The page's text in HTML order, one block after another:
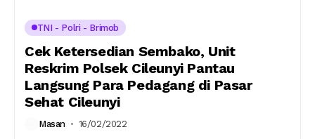
TNI - Polri - Brimob
Cek Ketersedian Sembako, Unit
Reskrim Polsek Cileunyi Pantau
Langsung Para Pedagang di Pasar
Sehat Cileunyi
Masan 16/02/2022